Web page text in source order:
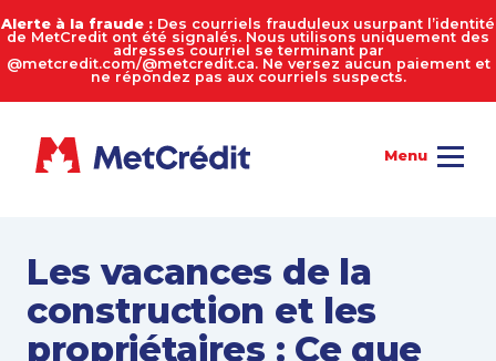
Alerte à la fraude : Des courriels frauduleux usurpant l’identité
de MetCredit ont été signalés. Nous utilisons uniquement des
adresses courriel se terminant par
@metcredit.com/@metcredit.ca. Ne versez aucun paiement et
ne répondez pas aux courriels suspects.
Les vacances de la
construction et les
propriétaires : Ce que